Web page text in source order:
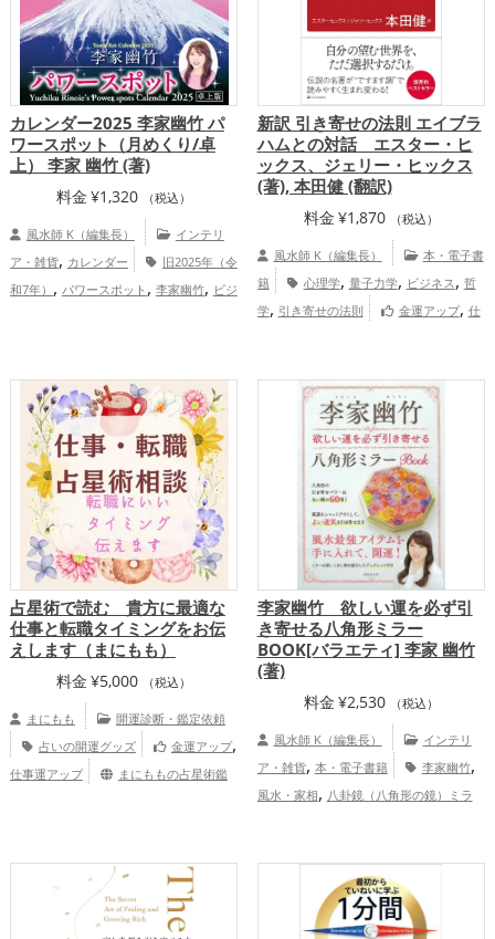
カレンダー2025 李家幽竹 パ
ワースポット（月めくり/卓
上） 李家 幽竹 (著)
料金 ¥1,320 （税込）
風水師 K（編集長）
インテリ
ア・雑貨, カレンダー
旧2025年（令
和7年） , パワースポット , 李家幽竹, ビジ
,金運アップ,仕事運アップ,総合運・
全体運アップ
新訳 引き寄せの法則 エイブラ
ハムとの対話 エスター・ヒ
ックス、ジェリー・ヒックス
(著), 本田健 (翻訳)
料金 ¥1,870 （税込）
風水師 K（編集長）
本・電子書
籍
心理学, 量子力学, ビジネス, 哲
学, 引き寄せの法則 金運アップ, 仕
占星術で読む 貴方に最適な
仕事と転職タイミングをお伝
えします（まにもも）
料金 ¥5,000 （税込）
まにもも
開運診断・鑑定依頼
占いの開運グッズ
金運アップ,
仕事運アップ
まにももの占星術鑑
李家幽竹 欲しい運を必ず引
き寄せる八角形ミラー
BOOK[バラエティ] 李家 幽竹
(著)
料金 ¥2,530 （税込）
風水師 K（編集長）
インテリ
ア・雑貨, 本・電子書籍 李家幽竹,
風水・家相, 八卦鏡（八角形の鏡）ミラ
健康運アップ,家庭運・家族運アッ
総合運・全体運アップ